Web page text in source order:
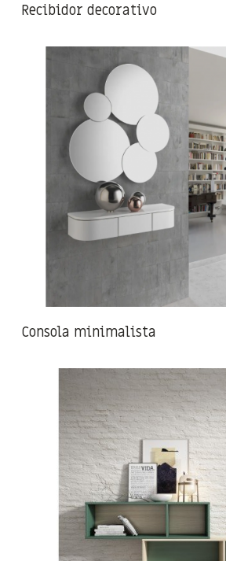
Recibidor decorativo
Consola minimalista